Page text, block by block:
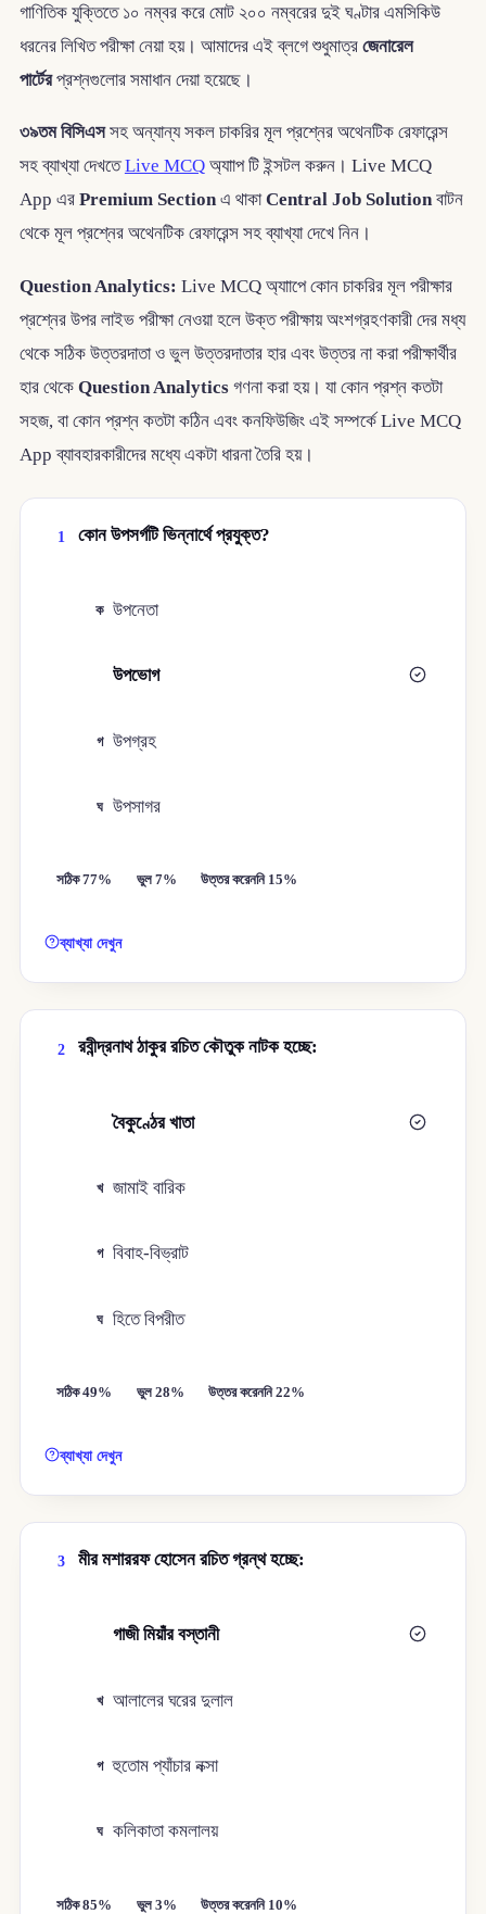
গাণিতিক যুক্তিতে ১০ নম্বর করে মোট ২০০ নম্বরের দুই ঘণ্টার এমসিকিউ
ধরনের লিখিত পরীক্ষা নেয়া হয়। আমাদের এই ব্লগে শুধুমাত্র জেনারেল
পার্টেরপ্রশ্নগুলোর সমাধান দেয়া হয়েছে।
৩৯তম বিসিএসসহ অন্যান্য সকল চাকরির মূল প্রশ্নের অথেনটিক রেফারেন্স
সহ ব্যাখ্যা দেখতেLive MCQঅ্যাাপ টি ইন্সটল করুন। Live MCQ
App এর Premium Sectionএ থাকাCentral Job Solutionবাটন
থেকে মূল প্রশ্নের অথেনটিক রেফারেন্স সহ ব্যাখ্যা দেখে নিন।
Question Analytics: Live MCQ অ্যাাপে কোন চাকরির মূল পরীক্ষার
প্রশ্নের উপর লাইভ পরীক্ষা নেওয়া হলে উক্ত পরীক্ষায় অংশগ্রহণকারী দের মধ্য
থেকে সঠিক উত্তরদাতা ও ভুল উত্তরদাতার হার এবং উত্তর না করা পরীক্ষার্থীর
হার থেকে Question Analyticsগণনা করা হয়। যা কোন প্রশ্ন কতটা
সহজ, বা কোন প্রশ্ন কতটা কঠিন এবং কনফিউজিং এই সম্পর্কে Live MCQ
App ব্যাবহারকারীদের মধ্যে একটা ধারনা তৈরি হয়।
1 কোন উপসর্গটি ভিন্নার্থে প্রযুক্ত?
ক উপনেতা
উপভোগ
গ উপগ্রহ
ঘ উপসাগর
সঠিক 77% ভুল 7% উত্তর করেননি 15%
ব্যাখ্যা দেখুন
2 রবীন্দ্রনাথ ঠাকুর রচিত কৌতুক নাটক হচ্ছে:
বৈকুণ্ঠের খাতা
খ জামাই বারিক
গ বিবাহ-বিভ্রাট
ঘ হিতে বিপরীত
সঠিক 49% ভুল 28% উত্তর করেননি 22%
ব্যাখ্যা দেখুন
3 মীর মশাররফ হোসেন রচিত গ্রন্থ হচ্ছে:
গাজী মিয়াঁর বস্তানী
খ আলালের ঘরের দুলাল
গ হুতোম প্যাঁচার নক্সা
ঘ কলিকাতা কমলালয়
সঠিক 85% ভুল 3% উত্তর করেননি 10%